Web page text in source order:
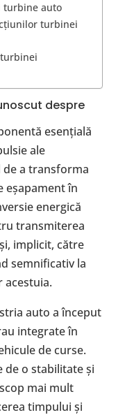
turbine auto
turbinei
despre
esențială
ale
a transforma
eșapament în
energică
transmiterea
implicit, către
semnificativ la
auto a început
integrate în
de curse.
de o stabilitate și
mai mult
timpului și